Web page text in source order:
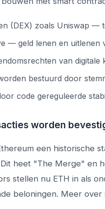
(DEX) zoals Uniswap
— geld lenen en uitlenen
van digitale
bestuurd door
code gereguleerde
worden
een historische
heet "The Merge" en
stellen nu ETH in als
beloningen. Meer